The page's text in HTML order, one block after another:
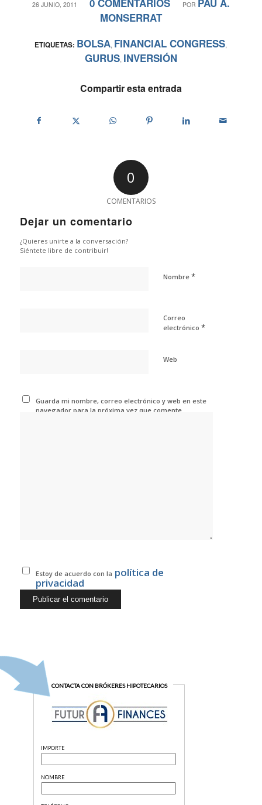
26 JUNIO, 2011
/ 0 COMENTARIOS
/ POR PAU A.
MONSERRAT
ETIQUETAS: BOLSA, FINANCIAL CONGRESS,
GURUS, INVERSIÓN
Compartir esta entrada
0
COMENTARIOS
Dejar un comentario
¿Quieres unirte a la conversación?
Siéntete libre de contribuir!
Nombre *
Correo
electrónico *
Web
Guarda mi nombre, correo electrónico y web en este
navegador para la próxima vez que comente.
Estoy de acuerdo con la política de
privacidad